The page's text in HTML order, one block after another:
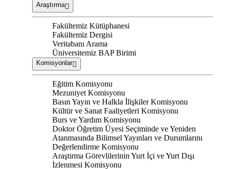
Araştırma
Fakültemiz Kütüphanesi
Fakültemiz Dergisi
Veritabanı Arama
Üniversitemiz BAP Birimi
Komisyonlar
Eğitim Komisyonu
Mezuniyet Komisyonu
Basın Yayın ve Halkla İlişkiler Komisyonu
Kültür ve Sanat Faaliyetleri Komisyonu
Burs ve Yardım Komisyonu
Doktor Öğretim Üyesi Seçiminde ve Yeniden
Atanmasında Bilimsel Yayınları ve Durumlarını
Değerlendirme Komisyonu
Araştırma Görevlilerinin Yurt İçi ve Yurt Dışı
İzlenmesi Komisyonu